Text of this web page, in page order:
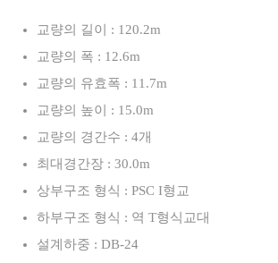
교량의 길이 : 120.2m
교량의 폭 : 12.6m
교량의 유효폭 : 11.7m
교량의 높이 : 15.0m
교량의 경간수 : 4개
최대경간장 : 30.0m
상부구조 형식 : PSC I형교
하부구조 형식 : 역 T형식교대
설계하중 : DB-24